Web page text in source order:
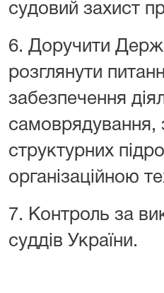
судовий захист
6. Доручити
розглянути
забезпечення
самоврядування,
структурних
організаційною
7. Контроль за
суддів України.